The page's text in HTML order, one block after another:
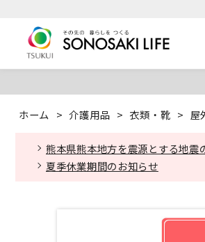
ホーム > 介護用品 > 衣類・靴 > 屋
熊本県熊本地方を震源とする地震
夏季休業期間のお知らせ